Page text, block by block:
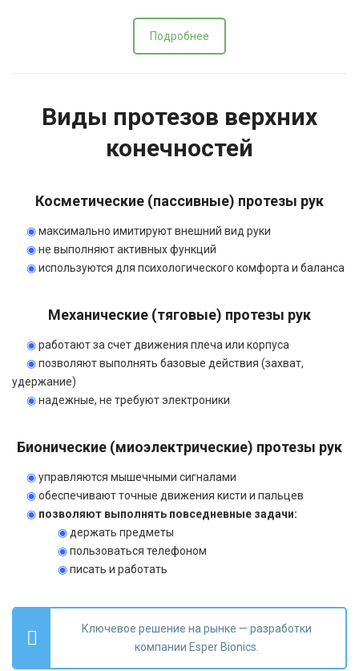
Подробнее
Виды протезов верхних
конечностей
Косметические (пассивные) протезы рук
◉максимально имитируют внешний вид руки
◉не выполняют активных функций
◉используются для психологического комфорта и баланса
Механические (тяговые) протезы рук
◉работают за счет движения плеча или корпуса
◉позволяют выполнять базовые действия (захват,
удержание)
◉надежные, не требуют электроники
Бионические (миоэлектрические) протезы рук
◉управляются мышечными сигналами
◉обеспечивают точные движения кисти и пальцев
◉ позволяют выполнять повседневные задачи:
◉ держать предметы
◉пользоваться телефоном
◉писать и работать
Ключевое решение на рынке — разработки
компании Esper Bionics.